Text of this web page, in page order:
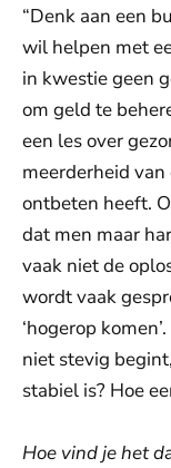
“Denk aan een
wil helpen met
in kwestie geen
om geld te
een les over
meerderheid
ontbeten heeft.
dat men maar
vaak niet de
wordt vaak
‘hogerop
niet stevig
stabiel is? Hoe
Hoe vind je het